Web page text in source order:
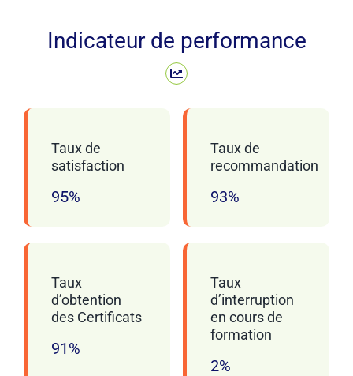
Indicateur de performance
Taux de
satisfaction
95%
Taux de
recommandation
93%
Taux
d’obtention
des Certificats
91%
Taux
d’interruption
en cours de
formation
2%